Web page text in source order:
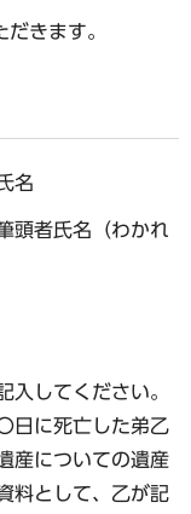
きます。
名
頭者氏名（わかれ
入してください。
日に死亡した弟乙
産についての遺産
料として、乙が記